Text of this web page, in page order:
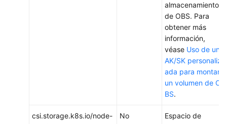
almacenamiento
de OBS. Para
obtener más
información,
véase Uso de una
AK/SK personaliz
ada para montar
un volumen de O
BS.
csi.storage.k8s.io/node-
No
Espacio de